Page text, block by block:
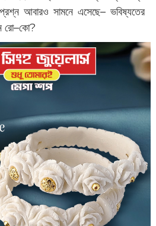
আবারও সামনে এসেছে– ভবিষ্যতের
রো–কো?